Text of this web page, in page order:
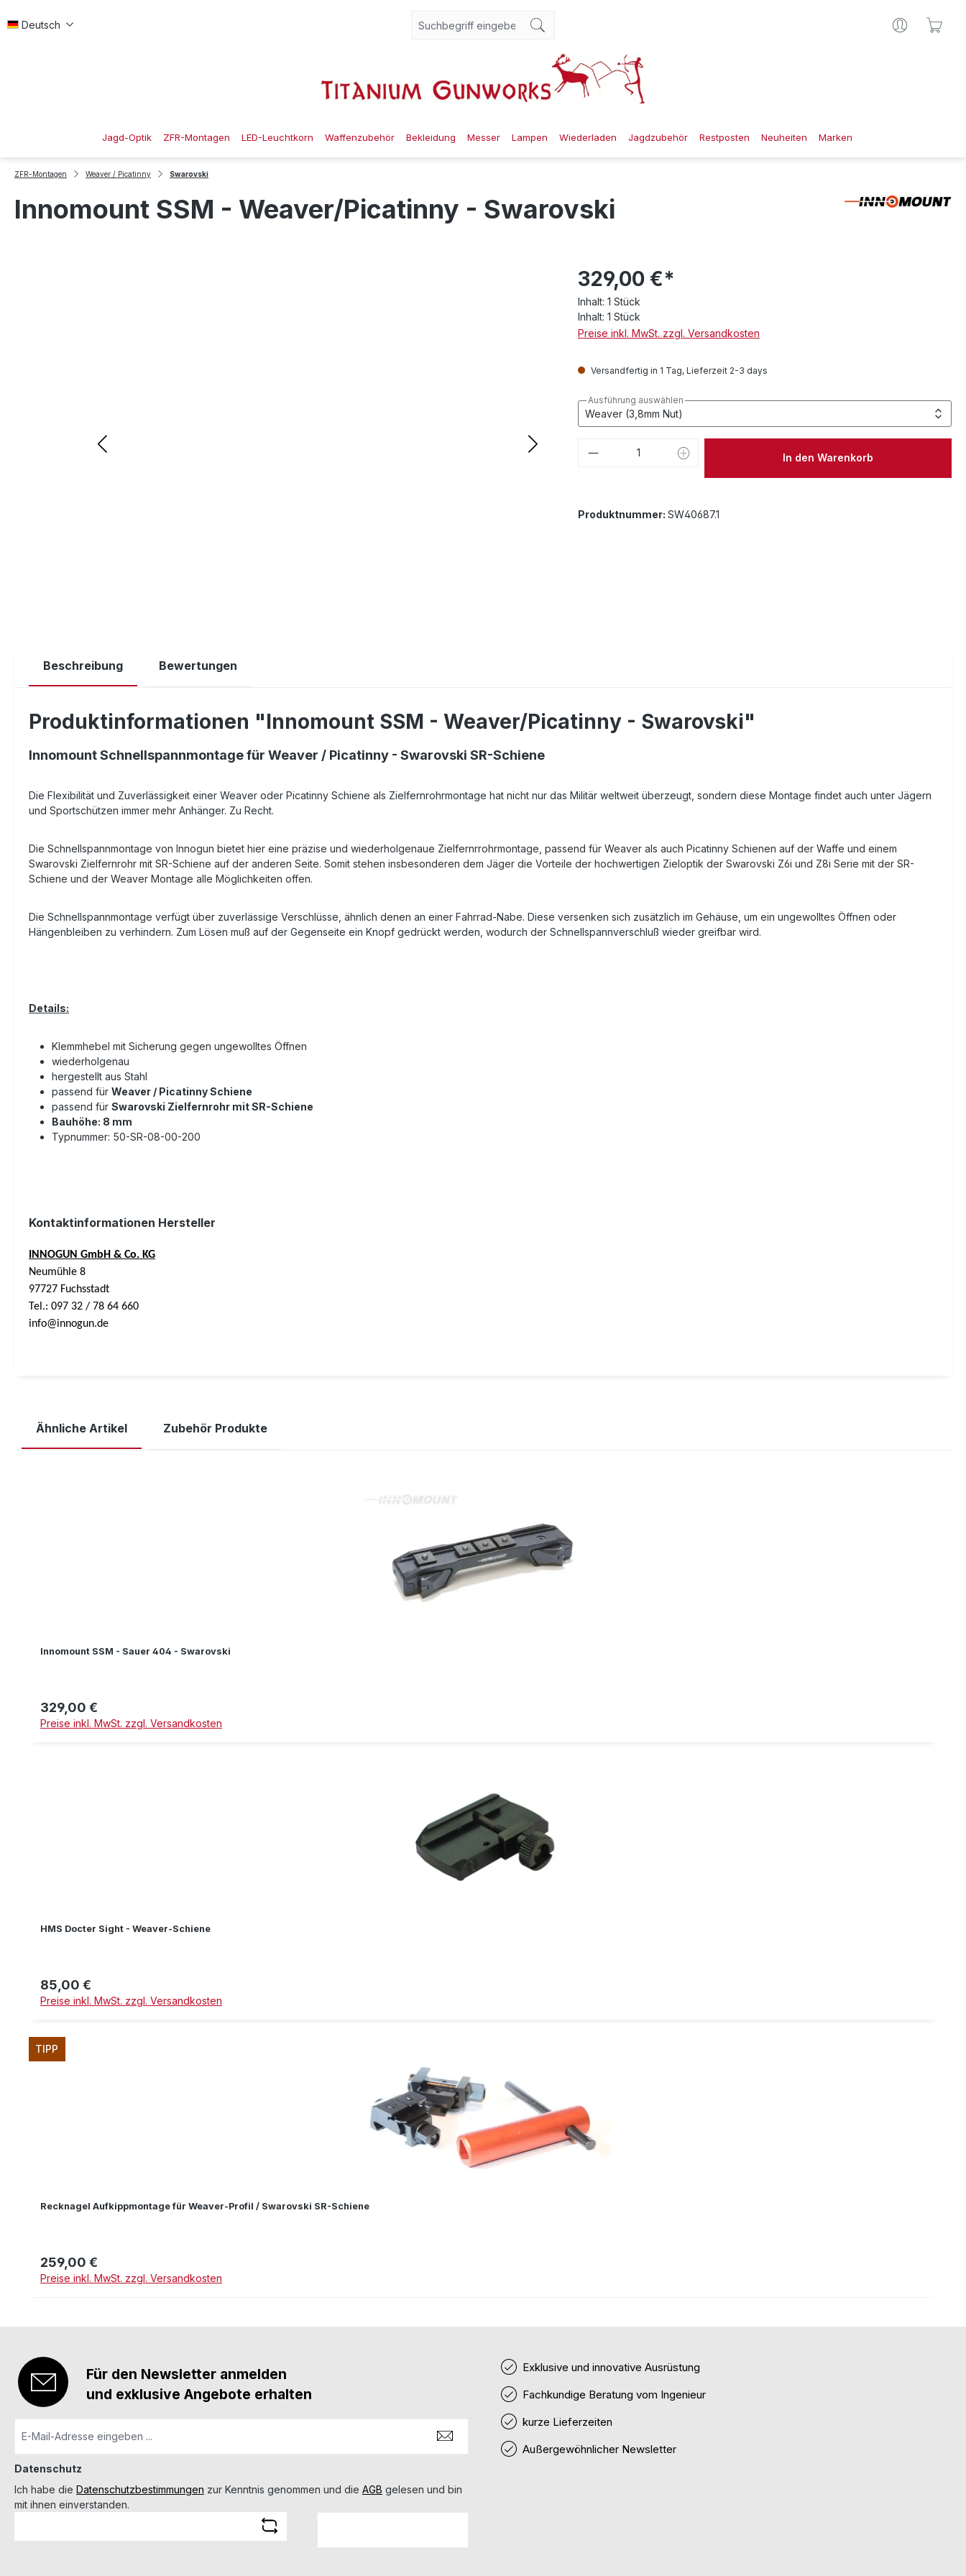
Deutsch
Jagd-Optik ZFR-Montagen LED-Leuchtkorn Waffenzubehör Bekleidung Messer Lampen Wiederladen Jagdzubehör Restposten Neuheiten Marken
ZFR-Montagen Weaver / Picatinny Swarovski
Innomount SSM - Weaver/Picatinny - Swarovski
329,00 €*
Inhalt: 1 Stück
Inhalt: 1 Stück
Preise inkl. MwSt. zzgl. Versandkosten
Versandfertig in 1 Tag, Lieferzeit 2-3 days
Ausführung auswählen
Produkt Anzahl: Gib den gewünschten Wert
In den Warenkorb
Produktnummer: SW40687.1
Beschreibung Bewertungen
Produktinformationen "Innomount SSM - Weaver/Picatinny - Swarovski"
Innomount Schnellspannmontage für Weaver / Picatinny - Swarovski SR-Schiene
Die Flexibilität und Zuverlässigkeit einer Weaver oder Picatinny Schiene als Zielfernrohrmontage hat nicht nur das Militär weltweit überzeugt, sondern diese Montage findet auch unter Jägern
und Sportschützen immer mehr Anhänger. Zu Recht.
Die Schnellspannmontage von Innogun bietet hier eine präzise und wiederholgenaue Zielfernrrohrmontage, passend für Weaver als auch Picatinny Schienen auf der Waffe und einem
Swarovski Zielfernrohr mit SR-Schiene auf der anderen Seite. Somit stehen insbesonderen dem Jäger die Vorteile der hochwertigen Zieloptik der Swarovski Z6i und Z8i Serie mit der SR-
Schiene und der Weaver Montage alle Möglichkeiten offen.
Die Schnellspannmontage verfügt über zuverlässige Verschlüsse, ähnlich denen an einer Fahrrad-Nabe. Diese versenken sich zusätzlich im Gehäuse, um ein ungewolltes Öffnen oder
Hängenbleiben zu verhindern. Zum Lösen muß auf der Gegenseite ein Knopf gedrückt werden, wodurch der Schnellspannverschluß wieder greifbar wird.
Details:
Klemmhebel mit Sicherung gegen ungewolltes Öffnen
wiederholgenau
hergestellt aus Stahl
passend für Weaver / Picatinny Schiene
passend für Swarovski Zielfernrohr mit SR-Schiene
Bauhöhe: 8 mm
Typnummer: 50-SR-08-00-200
Kontaktinformationen Hersteller
INNOGUN GmbH & Co. KG
Neumühle 8
97727 Fuchsstadt
Tel.: 097 32 / 78 64 660
info@innogun.de
Ähnliche Artikel Zubehör Produkte
Innomount SSM - Sauer 404 - Swarovski
Regulärer Preis:
329,00 €
Preise inkl. MwSt. zzgl. Versandkosten
HMS Docter Sight - Weaver-Schiene
Regulärer Preis:
85,00 €
Preise inkl. MwSt. zzgl. Versandkosten
TIPP
Recknagel Aufkippmontage für Weaver-Profil / Swarovski SR-Schiene
Regulärer Preis:
259,00 €
Preise inkl. MwSt. zzgl. Versandkosten
Für den Newsletter anmelden
und exklusive Angebote erhalten
Datenschutz
Ich habe die Datenschutzbestimmungen zur Kenntnis genommen und die AGB gelesen und bin
mit ihnen einverstanden.
Exklusive und innovative Ausrüstung
Fachkundige Beratung vom Ingenieur
kurze Lieferzeiten
Außergewöhnlicher Newsletter